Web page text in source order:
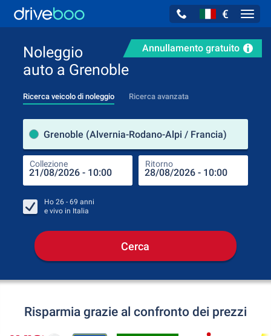
€
Annullamento gratuito
Noleggio
auto a Grenoble
Ricerca veicolo di noleggio Ricerca avanzata
Grenoble (Alvernia-Rodano-Alpi / Francia)
Collezione Ritorno
Ho 26 - 69 anni
e vivo in Italia
Cerca
Risparmia grazie al confronto dei prezzi